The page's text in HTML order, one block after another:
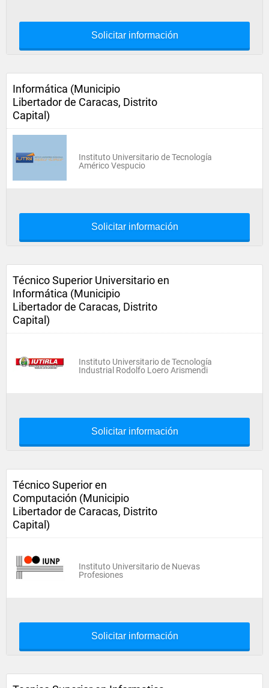
Solicitar información
Informática (Municipio
Libertador de Caracas, Distrito
Capital)
Instituto Universitario de Tecnología
Américo Vespucio
Solicitar información
Técnico Superior Universitario en
Informática (Municipio
Libertador de Caracas, Distrito
Capital)
Instituto Universitario de Tecnología
Industrial Rodolfo Loero Arismendi
Solicitar información
Técnico Superior en
Computación (Municipio
Libertador de Caracas, Distrito
Capital)
Instituto Universitario de Nuevas
Profesiones
Solicitar información